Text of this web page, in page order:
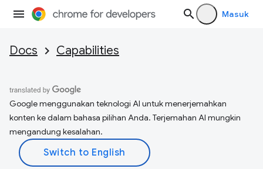
Masuk
Docs Capabilities
Google menggunakan teknologi AI untuk menerjemahkan
konten ke dalam bahasa pilihan Anda. Terjemahan AI mungkin
mengandung kesalahan.